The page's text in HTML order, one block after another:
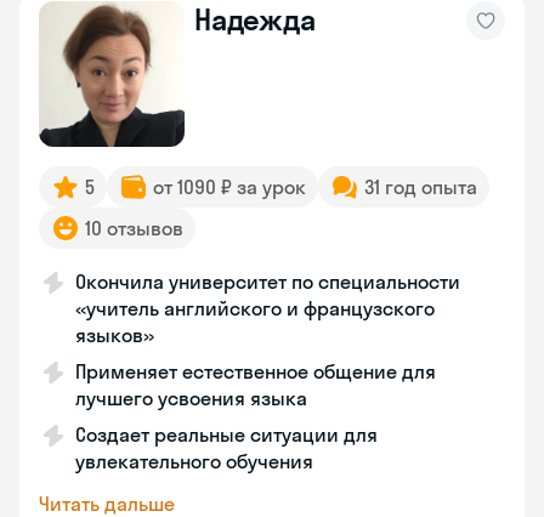
Надежда
5 от 1090 ₽ за урок
31 год опыта
10 отзывов
Окончила университет по специальности
«учитель английского и французского
языков»
Применяет естественное общение для
лучшего усвоения языка
Создает реальные ситуации для
увлекательного обучения
Читать дальше